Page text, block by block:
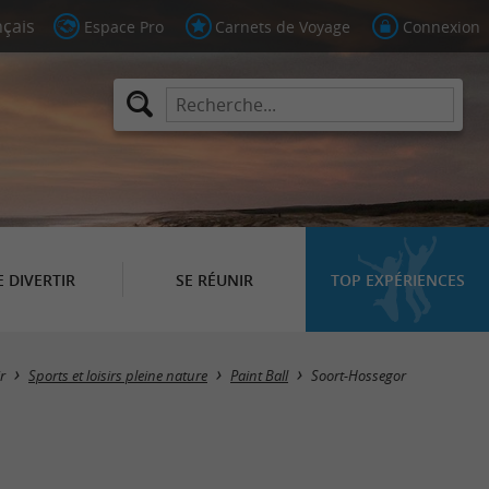
Espace Pro Carnets de Voyage Connexion
DIVERTIR SE RÉUNIR TOP EXPÉRIENCES
Masquer la carte
Sports et loisirs pleine nature Paint Ball Soort-Hossegor